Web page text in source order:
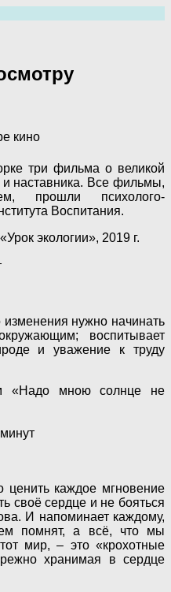
кино
три фильма о великой
и наставника. Все фильмы,
прошли психолого-
Воспитания.
экологии», 2019 г.
изменения нужно начинать
воспитывает
и уважение к труду
«Надо мною солнце не
ценить каждое мгновение
своё сердце и не бояться
И напоминает каждому,
помнят, а всё, что мы
мир, – это «крохотные
хранимая в сердце